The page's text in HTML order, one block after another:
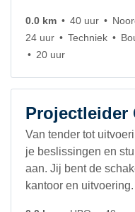
0.0 km 40 uur
24 uur
Techniek
20 uur
Projectleider
Van tender tot
je beslissingen en
aan. Jij bent de
kantoor en uitvoering.